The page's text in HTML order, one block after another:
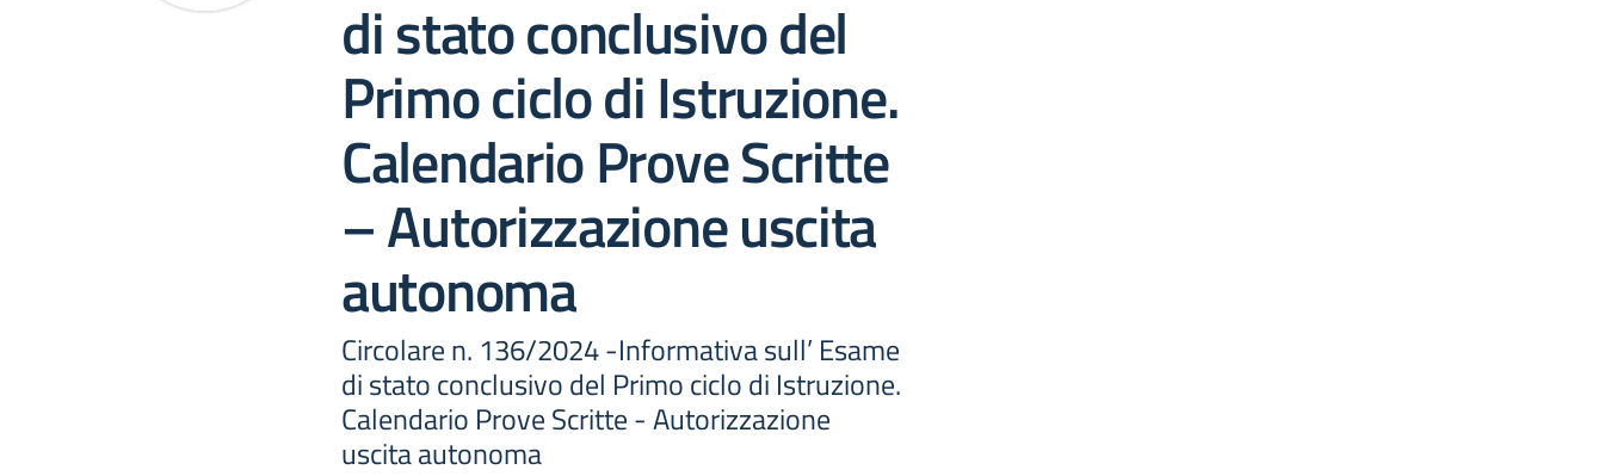
di stato conclusivo del
Primo ciclo di Istruzione.
Calendario Prove Scritte
– Autorizzazione uscita
autonoma
Circolare n. 136/2024 -Informativa sull’ Esame
di stato conclusivo del Primo ciclo di Istruzione.
Calendario Prove Scritte - Autorizzazione
uscita autonoma